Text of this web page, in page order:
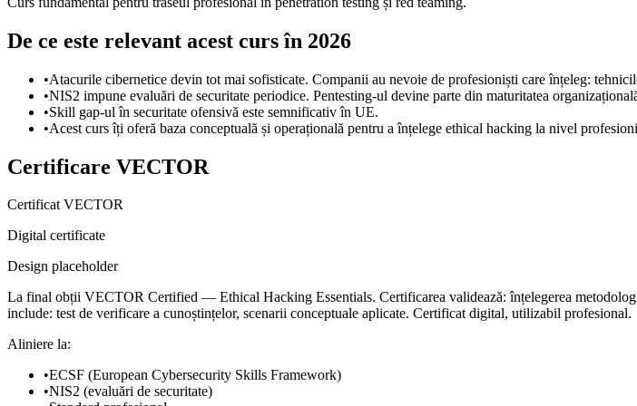
De ce este relevant acest curs în 2026
•Atacurile cibernetice devin tot mai sofisticate. Companii au nevoie de profesioniști care înțeleg:
•NIS2 impune evaluări de securitate periodice. Pentesting-ul devine parte din maturitatea
•Skill gap-ul în securitate ofensivă este semnificativ în UE.
•Acest curs îți oferă baza conceptuală și operațională pentru a înțelege ethical hacking la nivel
Certificare VECTOR
Certificat VECTOR
Digital certificate
Design placeholder
La final obții VECTOR Certified — Ethical Hacking Essentials. Certificarea validează: înțelegerea
include: test de verificare a cunoștințelor, scenarii conceptuale aplicate. Certificat digital, utilizabil profesional.
Aliniere la:
•ECSF (European Cybersecurity Skills Framework)
•NIS2 (evaluări de securitate)